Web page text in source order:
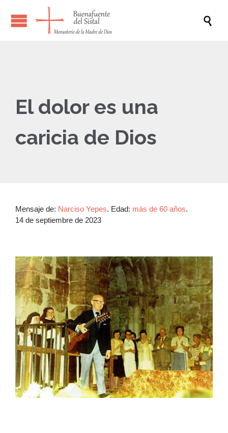

El dolor es una
caricia de Dios
Mensaje de: Narciso Yepes. Edad: más de 60 años.
14 de septiembre de 2023